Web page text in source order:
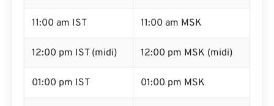
11:00 am IST 11:00 am MSK
12:00 pm IST (midi) 12:00 pm MSK (midi)
01:00 pm IST 01:00 pm MSK